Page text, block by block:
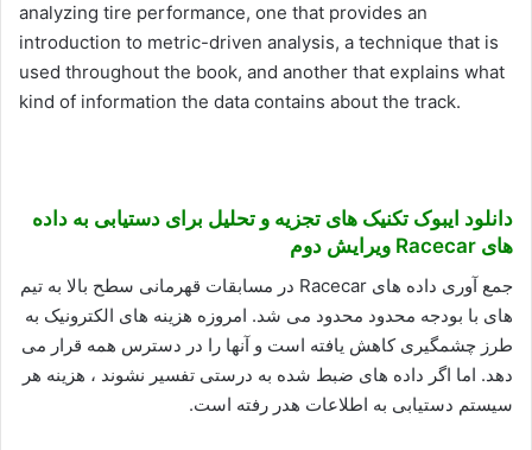
analyzing tire performance, one that provides an
introduction to metric-driven analysis, a technique that is
used throughout the book, and another that explains what
kind of information the data contains about the track.
دانلود ایبوک تکنیک های تجزیه و تحلیل برای دستیابی به داده
های Racecar ویرایش دوم
جمع آوری داده های Racecar در مسابقات قهرمانی سطح بالا به تیم
های با بودجه محدود محدود می شد. امروزه هزینه های الکترونیک به
طرز چشمگیری کاهش یافته است و آنها را در دسترس همه قرار می
دهد. اما اگر داده های ضبط شده به درستی تفسیر نشوند ، هزینه هر
سیستم دستیابی به اطلاعات هدر رفته است.